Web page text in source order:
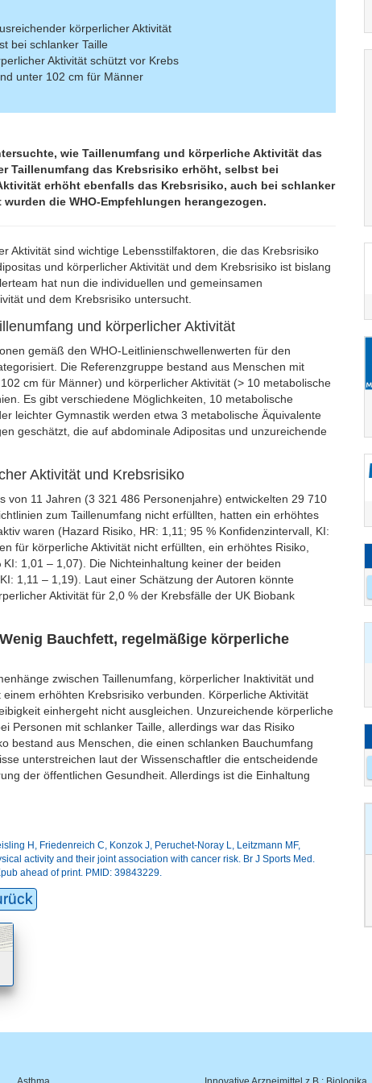
körperlicher Aktivität
bei schlanker Taille
Aktivität schützt vor Krebs
unter 102 cm für Männer
wie Taillenumfang und körperliche Aktivität das
Taillenumfang das Krebsrisiko erhöht, selbst bei
erhöht ebenfalls das Krebsrisiko, auch bei schlanker
die WHO-Empfehlungen herangezogen.
Aktivität sind wichtige Lebensstilfaktoren, die das Krebsrisiko
und körperlicher Aktivität und dem Krebsrisiko ist bislang
hat nun die individuellen und gemeinsamen
und dem Krebsrisiko untersucht.
und körperlicher Aktivität
gemäß den WHO-Leitlinienschwellenwerten für den
Die Referenzgruppe bestand aus Menschen mit
cm für Männer) und körperlicher Aktivität (> 10 metabolische
Es gibt verschiedene Möglichkeiten, 10 metabolische
leichter Gymnastik werden etwa 3 metabolische Äquivalente
geschätzt, die auf abdominale Adipositas und unzureichende
Aktivität und Krebsrisiko
11 Jahren (3 321 486 Personenjahre) entwickelten 29 710
zum Taillenumfang nicht erfüllten, hatten ein erhöhtes
waren (Hazard Risiko, HR: 1,11; 95 % Konfidenzintervall, KI:
für körperliche Aktivität nicht erfüllten, ein erhöhtes Risiko,
1,01 – 1,07). Die Nichteinhaltung keiner der beiden
1,11 – 1,19). Laut einer Schätzung der Autoren könnte
Aktivität für 2,0 % der Krebsfälle der UK Biobank
Bauchfett, regelmäßige körperliche
zwischen Taillenumfang, körperlicher Inaktivität und
erhöhten Krebsrisiko verbunden. Körperliche Aktivität
einhergeht nicht ausgleichen. Unzureichende körperliche
Personen mit schlanker Taille, allerdings war das Risiko
bestand aus Menschen, die einen schlanken Bauchumfang
unterstreichen laut der Wissenschaftler die entscheidende
der öffentlichen Gesundheit. Allerdings ist die Einhaltung
H, Friedenreich C, Konzok J, Peruchet-Noray L, Leitzmann MF,
activity and their joint association with cancer risk. Br J Sports Med.
ahead of print. PMID: 39843229.